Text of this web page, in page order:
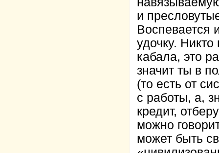
и
Воспевается
удочку.
кабала, это
значит ты в
(то есть от
с работы, а,
кредит,
можно
может быть